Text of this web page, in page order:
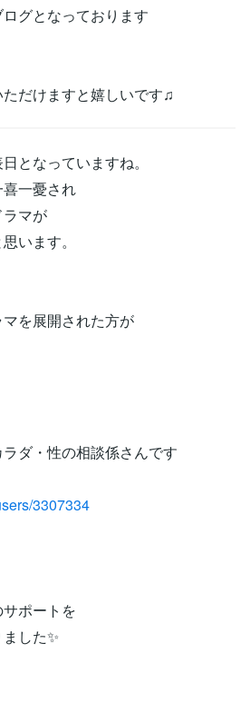
グとなっております
だけますと嬉しいです♫
となっていますね。
一憂され
マが
います。
を展開された方が
ダ・性の相談係さんです
3307334
ポートを
した✨